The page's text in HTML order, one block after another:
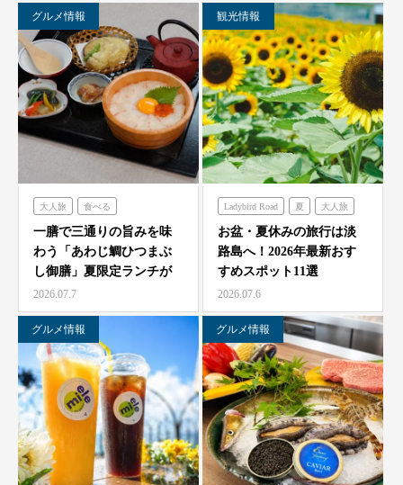
シェフガーデン
クラフトサーカス
ニジゲンノモリ
グルメ情報
大人旅 食べる
海神人の食卓
一膳で三通りの旨みを味
わう「あわじ鯛ひつまぶ
し御膳」夏限定ランチが
7/1より海神人の食卓 …
2026.07.7
観光情報
Ladybird Road 夏 大人旅
家族旅 フレンチの森
グランシャリオ
農家レストラン「陽・燦燦」
シェフガーデン
ニジゲンノモリ
お盆・夏休みの旅行は淡
路島へ！2026年最新おす
すめスポット11選
2026.07.6
グルメ情報 グルメ情報